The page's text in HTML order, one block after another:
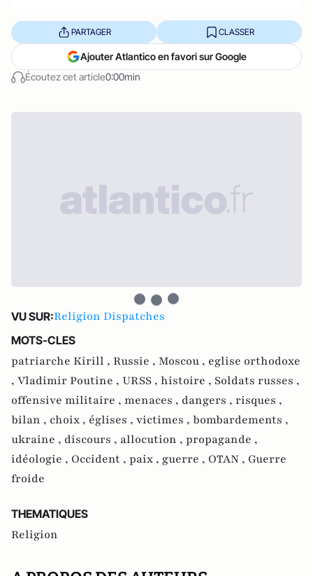
Écoutez cet article0:00min
PARTAGER CLASSER
Ajouter Atlantico en favori sur Google
VU SUR:Religion Dispatches
MOTS-CLES
patriarche Kirill , Russie , Moscou , eglise orthodoxe
, Vladimir Poutine , URSS , histoire , Soldats russes ,
offensive militaire , menaces , dangers , risques ,
bilan , choix , églises , victimes , bombardements ,
ukraine , discours , allocution , propagande ,
idéologie , Occident , paix , guerre , OTAN , Guerre
froide
THEMATIQUES
Religion